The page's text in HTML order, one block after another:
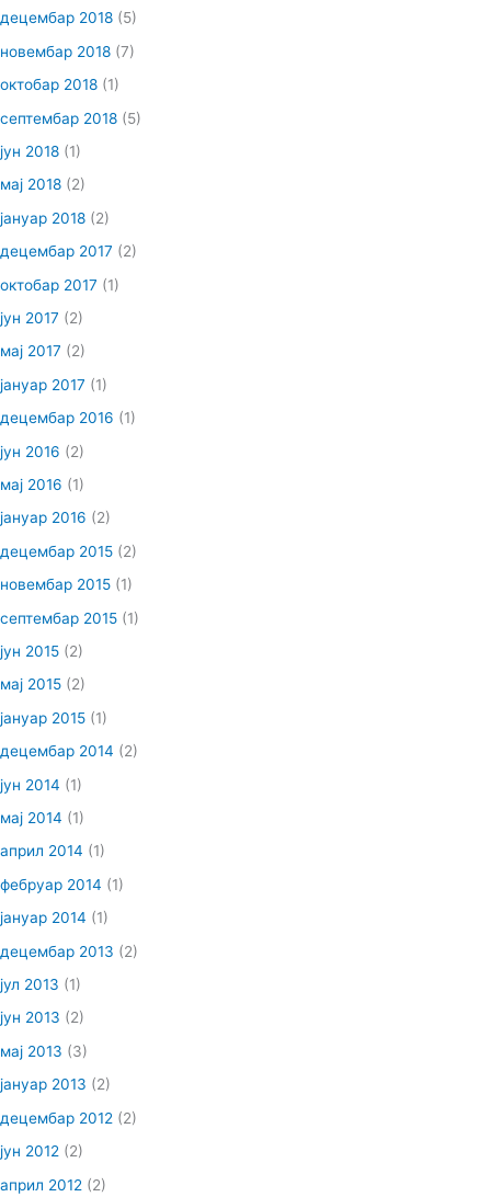
децембар 2018 (5)
новембар 2018 (7)
октобар 2018 (1)
септембар 2018 (5)
јун 2018 (1)
мај 2018 (2)
јануар 2018 (2)
децембар 2017 (2)
октобар 2017 (1)
јун 2017 (2)
мај 2017 (2)
јануар 2017 (1)
децембар 2016 (1)
јун 2016 (2)
мај 2016 (1)
јануар 2016 (2)
децембар 2015 (2)
новембар 2015 (1)
септембар 2015 (1)
јун 2015 (2)
мај 2015 (2)
јануар 2015 (1)
децембар 2014 (2)
јун 2014 (1)
мај 2014 (1)
април 2014 (1)
фебруар 2014 (1)
јануар 2014 (1)
децембар 2013 (2)
јул 2013 (1)
јун 2013 (2)
мај 2013 (3)
јануар 2013 (2)
децембар 2012 (2)
јун 2012 (2)
април 2012 (2)